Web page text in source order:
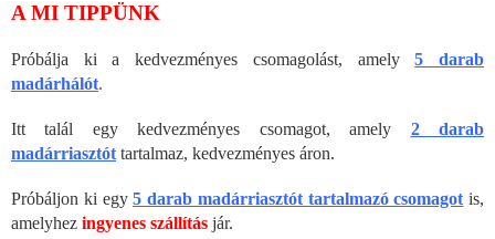
A MI TIPPÜNK
Próbálja ki a kedvezményes csomagolást, amely5 darab
madárhálót.
Itt talál egy kedvezményes csomagot, amely 2 darab
madárriasztót tartalmaz, kedvezményes áron.
Próbáljon ki egy5 darab madárriasztót tartalmazó csomagot is,
amelyhez ingyenes szállítás jár.